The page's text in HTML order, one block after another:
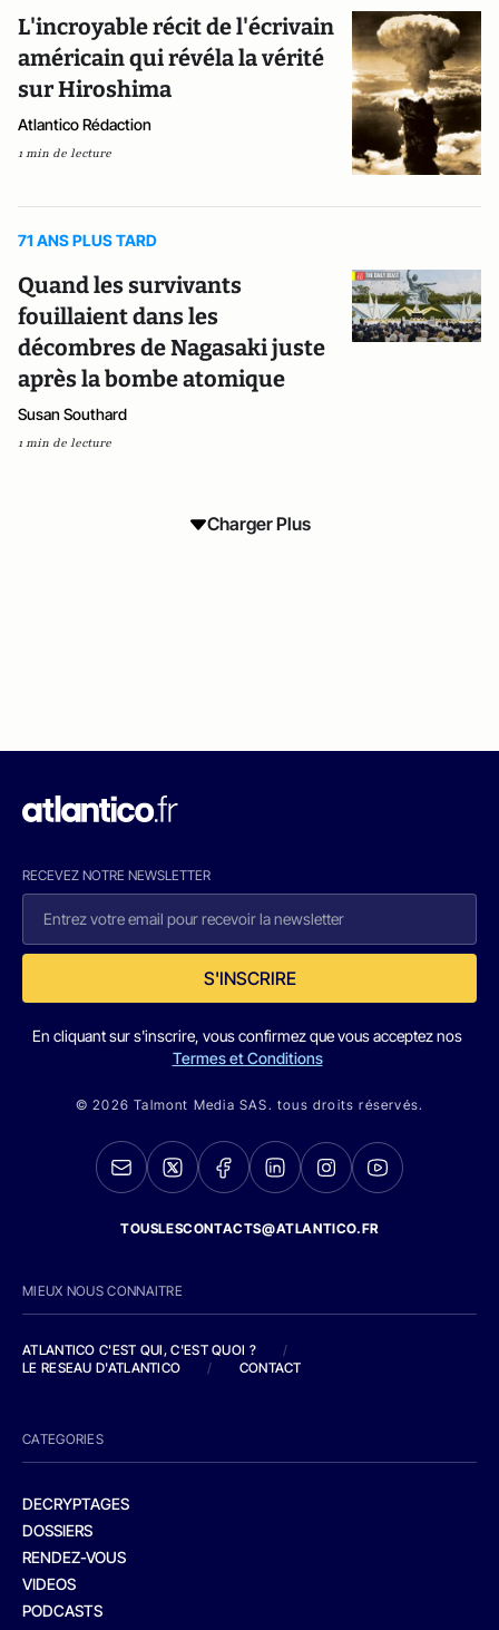
L'incroyable récit de l'écrivain
américain qui révéla la vérité
sur Hiroshima
Atlantico Rédaction
1 min de lecture
71 ANS PLUS TARD
Quand les survivants
fouillaient dans les
décombres de Nagasaki juste
après la bombe atomique
Susan Southard
1 min de lecture
Charger Plus
RECEVEZ NOTRE NEWSLETTER
S'INSCRIRE
En cliquant sur s'inscrire, vous confirmez que vous acceptez nos
Termes et Conditions
© 2026 Talmont Media SAS. tous droits réservés.
TOUSLESCONTACTS@ATLANTICO.FR
MIEUX NOUS CONNAITRE
ATLANTICO C'EST QUI, C'EST QUOI ?
/
LE RESEAU D'ATLANTICO
/ CONTACT
CATEGORIES
DECRYPTAGES
DOSSIERS
RENDEZ-VOUS
VIDEOS
PODCASTS